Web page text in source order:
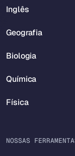
Inglês
Geografia
Biologia
Química
Física
NOSSAS